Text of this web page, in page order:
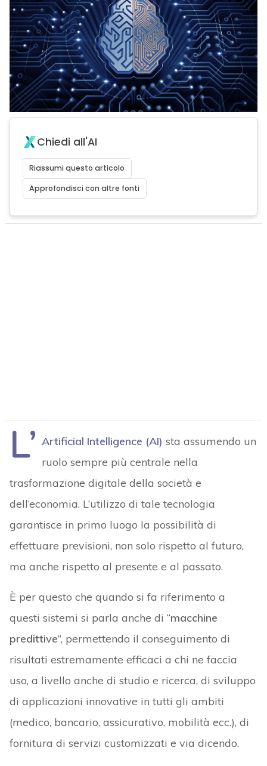
Chiedi all'AI
Riassumi questo articolo
Approfondisci con altre fonti
L’ Artificial Intelligence (AI) sta assumendo un
ruolo sempre più centrale nella
trasformazione digitale della società e
dell’economia. L’utilizzo di tale tecnologia
garantisce in primo luogo la possibilità di
effettuare previsioni, non solo rispetto al futuro,
ma anche rispetto al presente e al passato.
È per questo che quando si fa riferimento a
questi sistemi si parla anche di “macchine
predittive”, permettendo il conseguimento di
risultati estremamente efficaci a chi ne faccia
uso, a livello anche di studio e ricerca, di sviluppo
di applicazioni innovative in tutti gli ambiti
(medico, bancario, assicurativo, mobilità ecc.), di
fornitura di servizi customizzati e via dicendo.